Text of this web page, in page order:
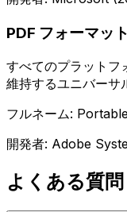
PDF フォーマッ
すべてのプラットフ
維持するユニバーサ
フルネーム:
開発者: Adobe
よくある質問